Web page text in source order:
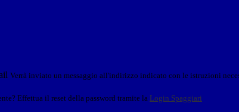
Verrà inviato un messaggio all'indirizzo indicato con le istruzioni
Effettua il reset della password tramite la Login Spaggiari